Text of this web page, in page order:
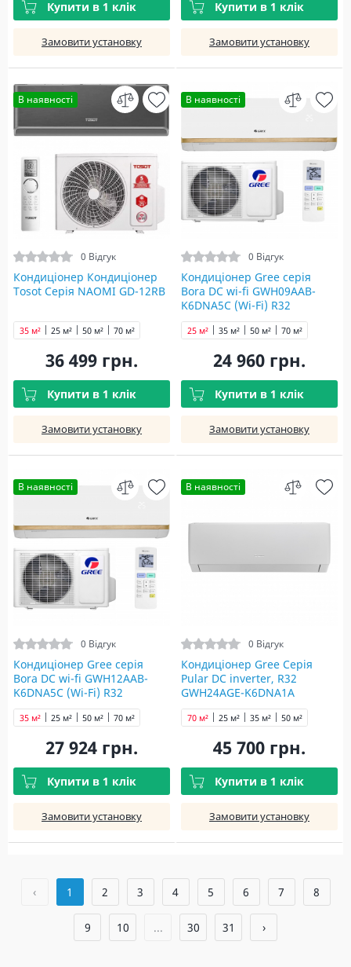
Купити в 1 клік
Замовити установку
Купити в 1 клік
Замовити установку
В наявності
0 Відгук
Кондиціонер Кондиціонер
Tosot Серія NAOMI GD-12RB
25 м²
35 м² 50 м² 70 м²
36 499 грн.
Купити в 1 клік
Замовити установку
В наявності
0 Відгук
Кондиціонер Gree серія
Bora DC wi-fi GWH09AAB-
K6DNA5С (Wi-Fi) R32
25 м² 35 м² 50 м² 70 м²
24 960 грн.
Купити в 1 клік
Замовити установку
В наявності
0 Відгук
Кондиціонер Gree серія
Bora DC wi-fi GWH12AAB-
K6DNA5С (Wi-Fi) R32
25 м²
35 м² 50 м² 70 м²
27 924 грн.
Купити в 1 клік
Замовити установку
В наявності
0 Відгук
Кондиціонер Gree Серія
Pular DC inverter, R32
GWH24AGE-K6DNA1A
25 м² 35 м² 50 м²
70 м²
45 700 грн.
Купити в 1 клік
Замовити установку
‹ 1 2 3 4 5 6 7 8
9 10 ... 30 31 ›